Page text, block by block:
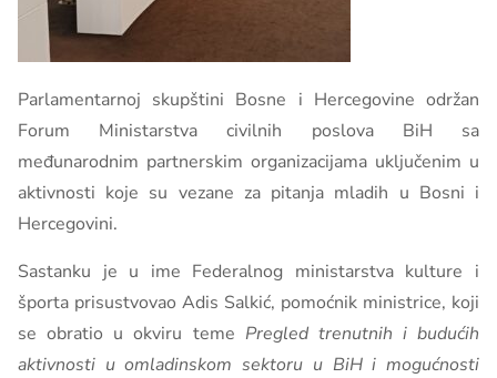
Parlamentarnoj skupštini Bosne i Hercegovine održan
Forum Ministarstva civilnih poslova BiH sa
međunarodnim partnerskim organizacijama uključenim u
aktivnosti koje su vezane za pitanja mladih u Bosni i
Hercegovini.
Sastanku je u ime Federalnog ministarstva kulture i
športa prisustvovao Adis Salkić, pomoćnik ministrice, koji
se obratio u okviru teme Pregled trenutnih i budućih
aktivnosti u omladinskom sektoru u BiH i mogućnosti